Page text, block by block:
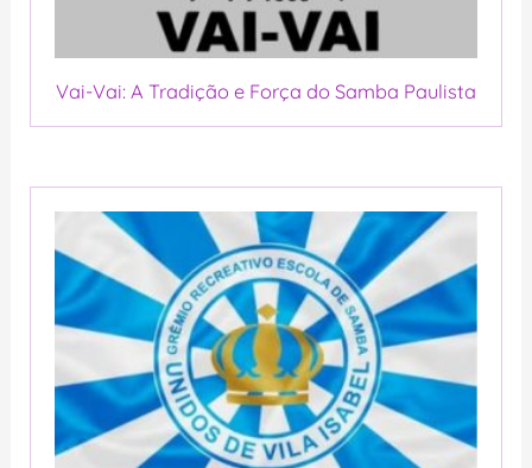
Vai-Vai: A Tradição e Força do Samba Paulista